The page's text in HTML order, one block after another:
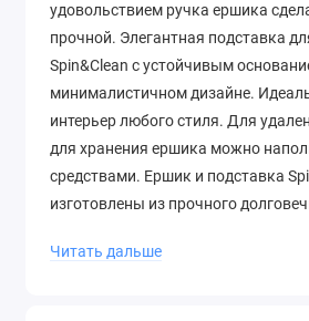
удовольствием ручка ершика
прочной. Элегантная подставка
Spin&Clean с устойчивым
минималистичном дизайне.
интерьер любого стиля. Для
для хранения ершика можно
средствами. Ершик и подставка
изготовлены из прочного
цвет идеально подходит для
Читать дальше